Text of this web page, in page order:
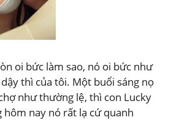
oi bức làm sao, nó oi bức như
thì của tôi. Một buổi sáng nọ
như thường lệ, thì con Lucky
hôm nay nó rất lạ cứ quanh